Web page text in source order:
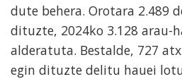
dute behera. Orotara 2.489
dituzte, 2024ko 3.128 arau-
alderatuta. Bestalde, 727
egin dituzte delitu hauei